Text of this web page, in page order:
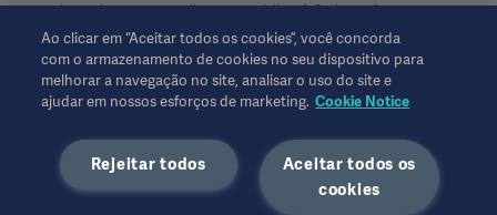
de serviços ou aconselhamento médico. A Getinge não se
responsabiliza por qualquer ação ou omissão de qualquer parte
com base neste material, e seu uso é exclusivamente de risco
do usuário.
Qualquer terapia, solução ou produto mencionado pode não
apresentadas não podem ser copiadas ou usadas, no todo ou
em parte, sem permissão por escrito da Getinge.
Esta informação destina-se a um público internacional fora dos
Ao clicar em “Aceitar todos os cookies”, você concorda
com o armazenamento de cookies no seu dispositivo para
melhorar a navegação no site, analisar o uso do site e
ajudar em nossos esforços de marketing. Cookie Notice
Aceitar todos os
cookies
Rejeitar todos